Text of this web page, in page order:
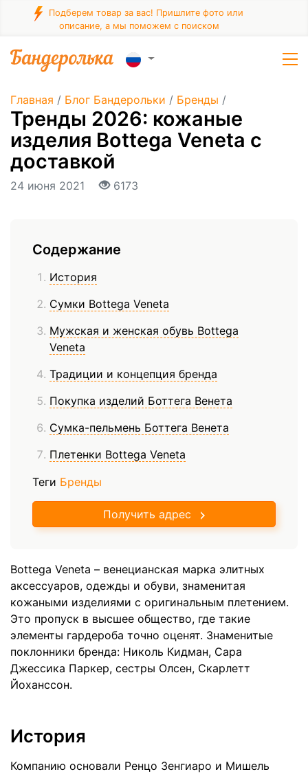
Подберем товар за вас! Пришлите фото или
описание, а мы поможем с поиском
Главная / Блог Бандерольки / Бренды /
Тренды 2026: кожаные
изделия Bottega Veneta с
доставкой
24 июня 2021 6173
Содержание
История
Сумки Bottega Veneta
Мужская и женская обувь Bottega
Veneta
Традиции и концепция бренда
Покупка изделий Боттега Венета
Сумка-пельмень Боттега Венета
Плетенки Bottega Veneta
Теги Бренды
Получить адрес
Bottega Veneta – венецианская марка элитных
аксессуаров, одежды и обуви, знаменитая
кожаными изделиями с оригинальным плетением.
Это пропуск в высшее общество, где такие
элементы гардероба точно оценят. Знаменитые
поклонники бренда: Николь Кидман, Сара
Джессика Паркер, сестры Олсен, Скарлетт
Йоханссон.
История
Компанию основали Ренцо Зенгиаро и Мишель